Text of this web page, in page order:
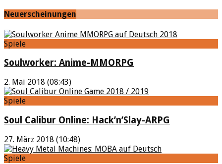
Neuerscheinungen
Spiele
Soulworker: Anime-MMORPG
2. Mai 2018 (08:43)
Spiele
Soul Calibur Online: Hack’n’Slay-ARPG
27. März 2018 (10:48)
Spiele